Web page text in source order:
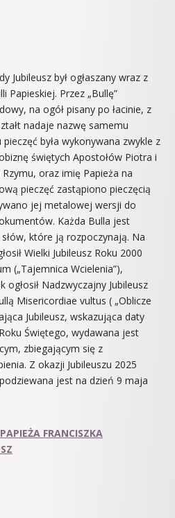
Jubileusz był ogłaszany wraz z
Papieskiej. Przez „Bullę”
na ogół pisany po łacinie, z
nadaje nazwę samemu
była wykonywana zwykle z
świętych Apostołów Piotra i
Rzymu, oraz imię Papieża na
pieczęć zastąpiono pieczęcią
jej metalowej wersji do
Każda Bulla jest
które ją rozpoczynają. Na
Wielki Jubileusz Roku 2000
(„Tajemnica Wcielenia”),
Nadzwyczajny Jubileusz
Misericordiae vultus ( „Oblicze
Jubileusz, wskazująca daty
Świętego, wydawana jest
zbiegającym się z
Z okazji Jubileuszu 2025
jest na dzień 9 maja
FRANCISZKA